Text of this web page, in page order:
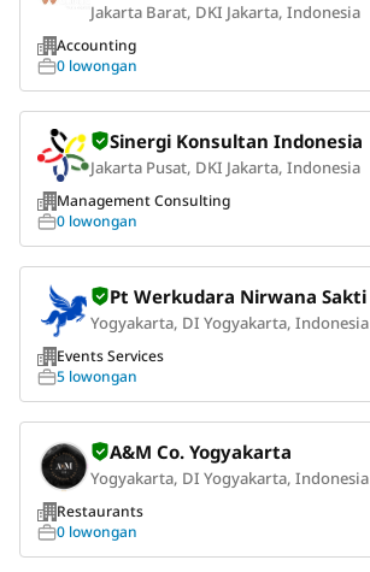
Jakarta Barat, DKI Jakarta, Indonesia
Accounting
0 lowongan
Sinergi Konsultan Indonesia
Jakarta Pusat, DKI Jakarta, Indonesia
Management Consulting
0 lowongan
Pt Werkudara Nirwana Sakti
Yogyakarta, DI Yogyakarta, Indonesia
Events Services
5 lowongan
A&M Co. Yogyakarta
Yogyakarta, DI Yogyakarta, Indonesia
Restaurants
0 lowongan